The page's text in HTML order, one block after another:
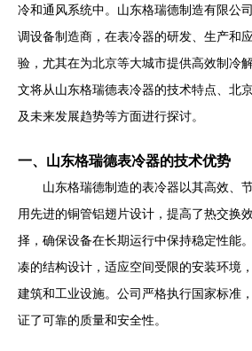
冷和通风系统中。山东格瑞德制造有限公
调设备制造商，在表冷器的研发、生产和
验，尤其在为北京等大城市提供高效制冷
文将从山东格瑞德表冷器的技术特点、北
及未来发展趋势等方面进行探讨。
一、山东格瑞德表冷器的技术优势
山东格瑞德制造的表冷器以其高效、
用先进的铜管铝翅片设计，提高了热交换
择，确保设备在长期运行中保持稳定性能
凑的结构设计，适应空间受限的安装环境
建筑和工业设施。公司严格执行国家标准
证了可靠的质量和安全性。